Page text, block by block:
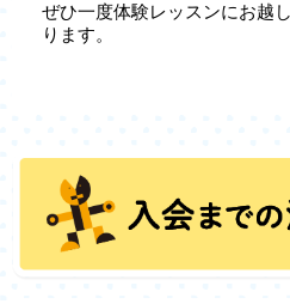
ぜひ一度体験レッスンにお越
ります。